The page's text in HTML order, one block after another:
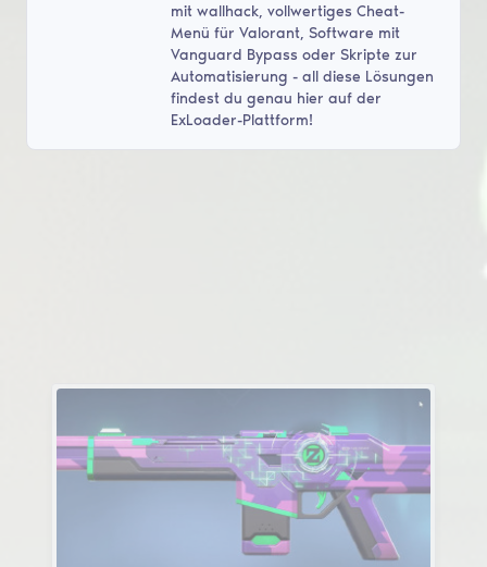
mit wallhack, vollwertiges Cheat-
Menü für Valorant, Software mit
Vanguard Bypass oder Skripte zur
Automatisierung - all diese Lösungen
findest du genau hier auf der
ExLoader-Plattform!